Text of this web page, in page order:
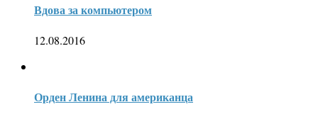
Вдова за компьютером
12.08.2016
Орден Ленина для американца